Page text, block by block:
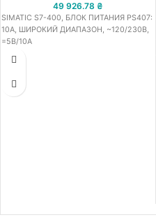
49 926.78 ₴
SIMATIC S7-400, БЛОК ПИТАНИЯ PS407:
10A, ШИРОКИЙ ДИАПАЗОН, ~120/230В,
=5В/10A